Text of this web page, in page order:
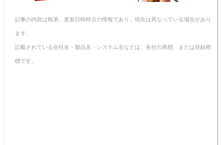
記事の内容は執筆、更新日時時点の情報であり、現在は異なっている場合があり
ます。
記載されている会社名・製品名・システム名などは、各社の商標、または登録商
標です。